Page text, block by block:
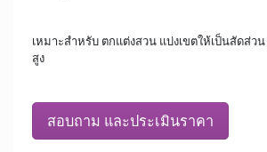
เหมาะสำหรับ ตกแต่งสวน แบ่งเขตให้เป็นสัดส่ว
สูง
สอบถาม และประเมินราคา